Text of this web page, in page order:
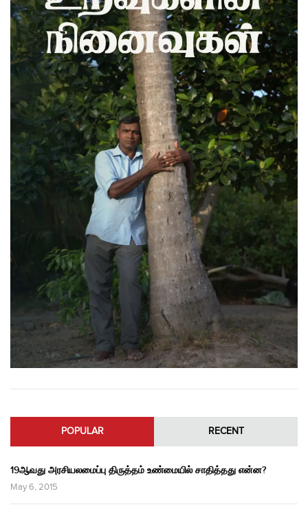
POPULAR RECENT
19ஆவது அரசியலமைப்பு திருத்தம் உண்மையில் சாதித்தது என்ன?
May 6, 2015